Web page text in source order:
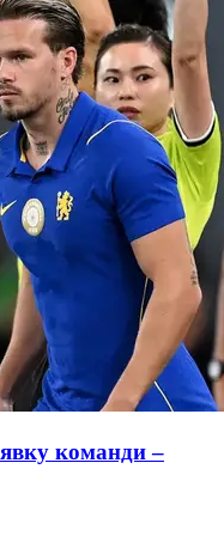
команди –